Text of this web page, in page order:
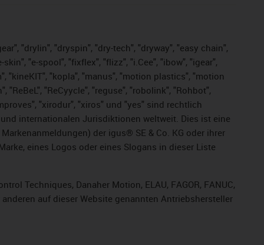
"drylin", "dryspin", "dry-tech", "dryway", "easy chain",
"e-spool", "fixflex", "flizz", "i.Cee", "ibow", "igear",
"kineKIT", "kopla", "manus", "motion plastics", "motion
"ReCyycle", "reguse", "robolink", "Rohbot",
"xirodur", "xiros" und "yes" sind rechtlich
internationalen Jurisdiktionen weltweit. Dies ist eine
der igus® SE & Co. KG oder ihrer
eines Logos oder eines Slogans in dieser Liste
Techniques, Danaher Motion, ELAU, FAGOR, FANUC,
anderen auf dieser Website genannten Antriebshersteller